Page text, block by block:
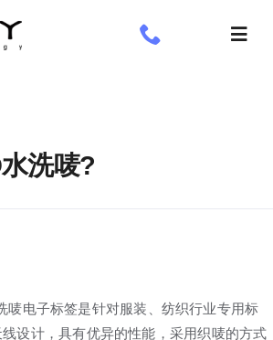
切
新闻专栏
洗唛?
唛电子标签是针对服装、纺织行业专用标
设计，具有优异的性能，采用织唛的方式